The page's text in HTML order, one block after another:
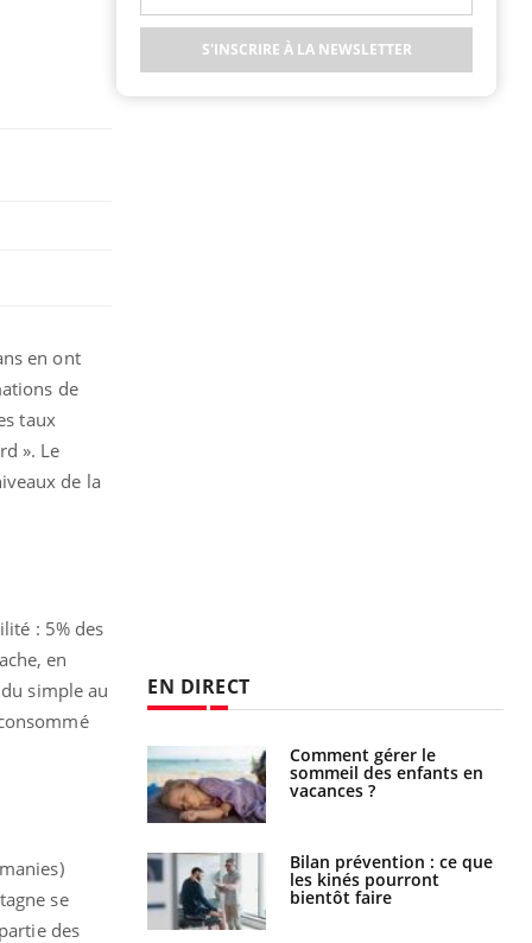
en ont
de
taux
». Le
de la
: 5% des
en
simple au
se
des
EN DIRECT
en Suisse :
l’origine de la
?
Comment gérer le
sommeil des enfants en
vacances ?
Bilan prévention : ce que
les kinés pourront
bientôt faire
S'INSCRIRE À LA NEWSLETTER